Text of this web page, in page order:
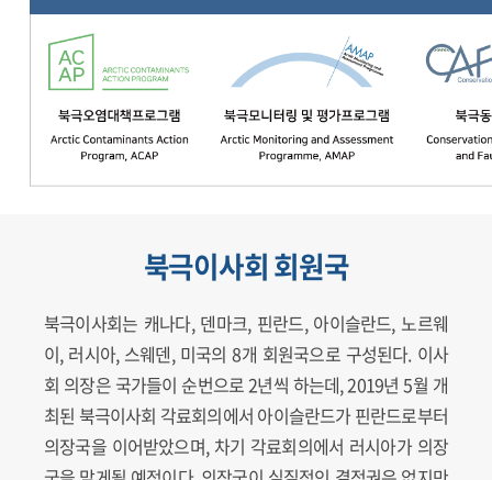
북극이사회 회원국
북극이사회는 캐나다, 덴마크, 핀란드, 아이슬란드, 노르웨
이, 러시아, 스웨덴, 미국의 8개 회원국으로 구성된다. 이사
회 의장은 국가들이 순번으로 2년씩 하는데, 2019년 5월 개
최된 북극이사회 각료회의에서 아이슬란드가 핀란드로부터
의장국을 이어받았으며, 차기 각료회의에서 러시아가 의장